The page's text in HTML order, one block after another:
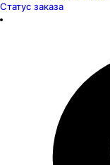
Статус заказа